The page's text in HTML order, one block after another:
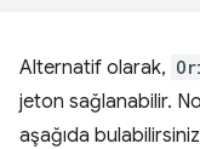
Alternatif olarak,
jeton sağlanabilir.
aşağıda